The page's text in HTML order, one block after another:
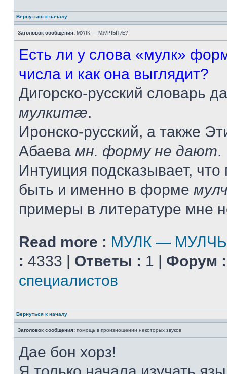
Вернуться к началу
Заголовок сообщения: МУЛК — МУЛЧЫТÆ?
Есть ли у слова «мулк»
числа и как она выглядит?
Дигорско-русский словарь
мулкитæ.
Иронско-русский, а также
Абаева мн. форму не дают.
Интуиция подсказывает,
быть и именно в форме
примеры в литературе мне
Read more : МУЛК —
: 4333 | Ответы : 1 | Форум :
специалистов
Вернуться к началу
Заголовок сообщения: помощь в произношении некоторых звуков
Дае бон хорз!